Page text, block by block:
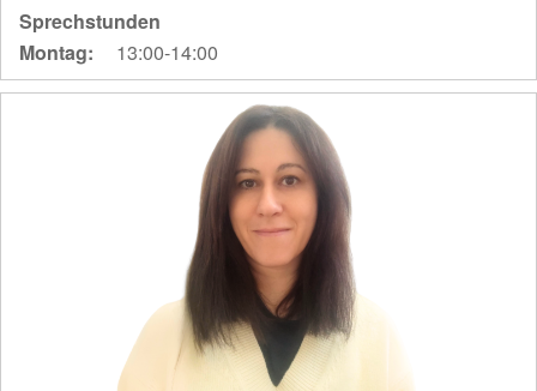
Sprechstunden
Montag:
13:00-14:00